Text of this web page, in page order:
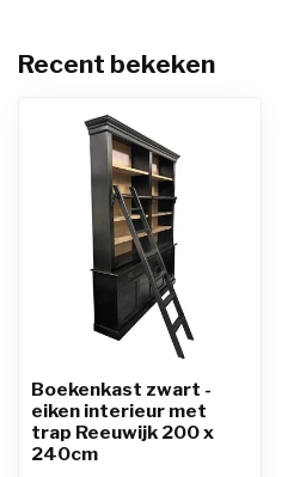
Recent bekeken
Boekenkast zwart -
eiken interieur met
trap Reeuwijk 200 x
240cm